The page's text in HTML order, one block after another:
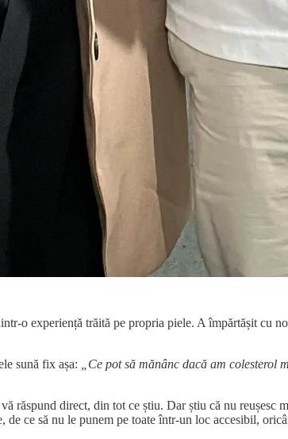
o experiență trăită pe propria piele. A împărtășit cu
sună fix așa:
„Ce pot să mănânc dacă am
răspund direct, din tot ce știu. Dar știu că nu reușesc
ce să nu le punem pe toate într-un loc accesibil,